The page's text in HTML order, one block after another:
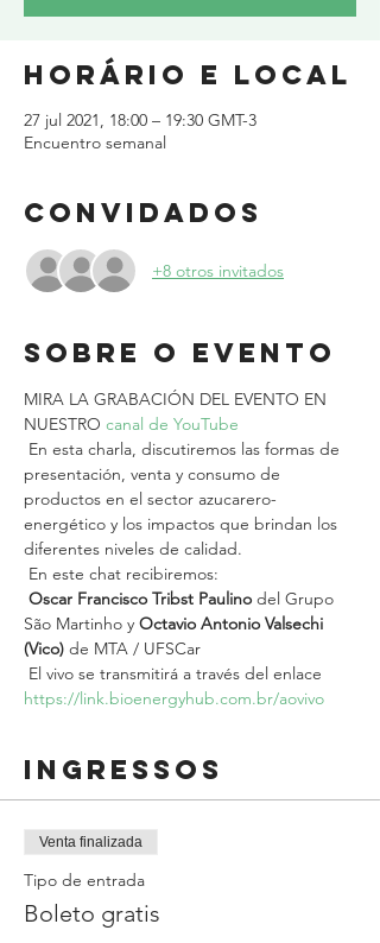
Horário e local
27 jul 2021, 18:00 – 19:30 GMT-3
Encuentro semanal
Convidados
+8 otros invitados
Sobre o evento
MIRA LA GRABACIÓN DEL EVENTO EN
NUESTRO canal de YouTube
presentación, venta y consumo de
productos en el sector azucarero-
energético y los impactos que brindan los
diferentes niveles de calidad.
En este chat recibiremos:
Oscar Francisco Tribst Paulino del Grupo
São Martinho y Octavio Antonio Valsechi
(Vico) de MTA / UFSCar
El vivo se transmitirá a través del enlace
https://link.bioenergyhub.com.br/aovivo
Ingressos
Venta finalizada
Tipo de entrada
Boleto gratis